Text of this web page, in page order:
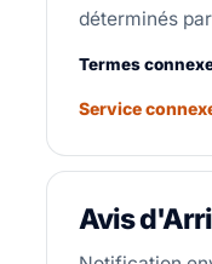
déterminés
Termes
Service
Avis